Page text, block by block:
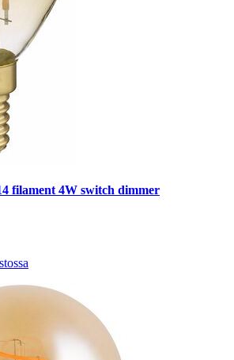
filament 4W switch dimmer